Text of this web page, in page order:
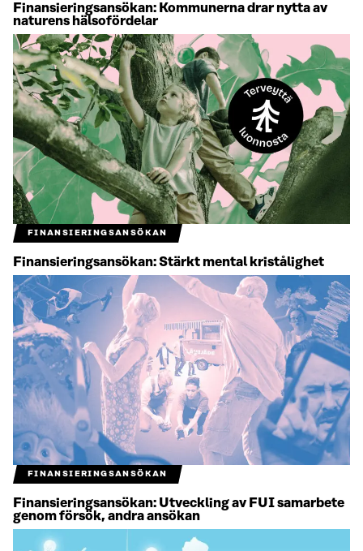
Finansieringsansökan: Kommunerna drar nytta av
naturens hälsofördelar
FINANSIERINGSANSÖKAN
Finansieringsansökan: Stärkt mental kristålighet
FINANSIERINGSANSÖKAN
Finansieringsansökan: Utveckling av FUI samarbete
genom försök, andra ansökan